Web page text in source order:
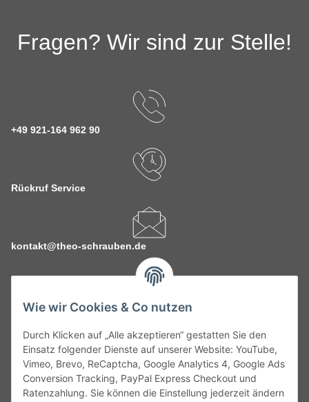
Wie wir Cookies & Co nutzen
Durch Klicken auf „Alle akzeptieren“ gestatten Sie den
Einsatz folgender Dienste auf unserer Website: YouTube,
Vimeo, Brevo, ReCaptcha, Google Analytics 4, Google Ads
Conversion Tracking, PayPal Express Checkout und
Ratenzahlung. Sie können die Einstellung jederzeit ändern
Fragen? Wir sind zur Stelle!
+49 921-164 962 90
Rückruf Service
kontakt@theo-schrauben.de
Service
Gesetzliche Informationen